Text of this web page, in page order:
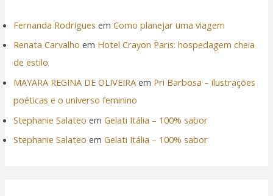
Fernanda Rodrigues emComo planejar uma viagem
Renata Carvalho em Hotel Crayon Paris: hospedagem cheia
de estilo
MAYARA REGINA DE OLIVEIRA em Pri Barbosa – ilustrações
poéticas e o universo feminino
Stephanie Salateo emGelati Itália – 100% sabor
Stephanie Salateo emGelati Itália – 100% sabor